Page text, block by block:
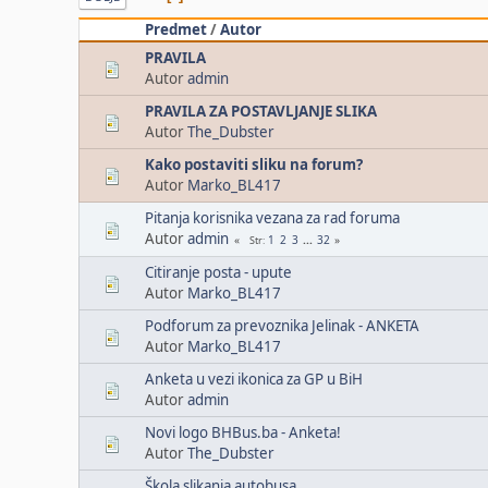
Predmet/Autor
PRAVILA
Autoradmin
PRAVILA ZA POSTAVLJANJE SLIKA
AutorThe_Dubster
Kako postaviti sliku na forum?
Autor Marko_BL417
Pitanja korisnika vezana za rad foruma
Autoradmin Str 1 2 3 ... 32
Citiranje posta - upute
Autor Marko_BL417
Podforum za prevoznika Jelinak - ANKETA
Autor Marko_BL417
Anketa u vezi ikonica za GP u BiH
Autoradmin
Novi logo BHBus.ba - Anketa!
AutorThe_Dubster